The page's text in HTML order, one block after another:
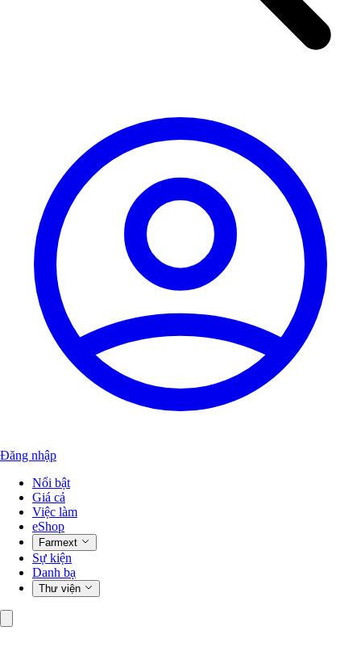
Đăng nhập
Nổi bật
Giá cả
Việc làm
eShop
Farmext
Sự kiện
Danh bạ
Thư viện